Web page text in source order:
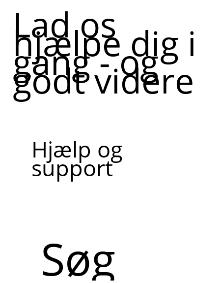
Lad os
hjælpe dig i
gang - og
godt videre
Hjælp og
support